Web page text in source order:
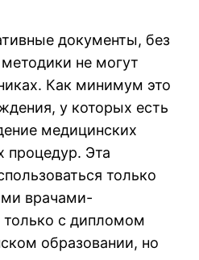
документы, без
не могут
Как минимум это
у которых есть
медицинских
процедур. Эта
только
врачами-
только с дипломом
образовании, но